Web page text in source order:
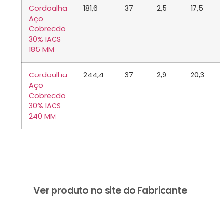
Cordoalha
Aço
Cobreado
30% IACS
185 MM
181,6 37 2,5 17,5
Cordoalha
Aço
Cobreado
30% IACS
240 MM
244,4 37 2,9 20,3
Ver produto no site do Fabricante